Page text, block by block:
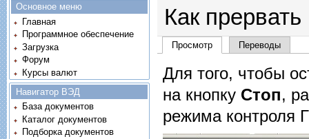
Как
Главные вкладки
Просмотр(активная вкладка)
Переводы
Для того, чтобы
на кнопку Стоп,
режима контроля
Основное меню
Главная
Программное обеспечение
Загрузка
Форум
Курсы валют
Навигатор ВЭД
База документов
Каталог документов
Подборка документов